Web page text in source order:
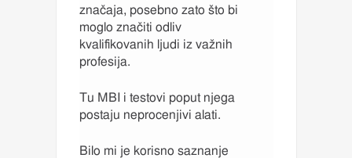
značaja, posebno zato što bi
moglo značiti odliv
kvalifikovanih ljudi iz važnih
profesija.
Tu MBI i testovi poput njega
postaju neprocenjivi alati.
Bilo mi je korisno saznanje